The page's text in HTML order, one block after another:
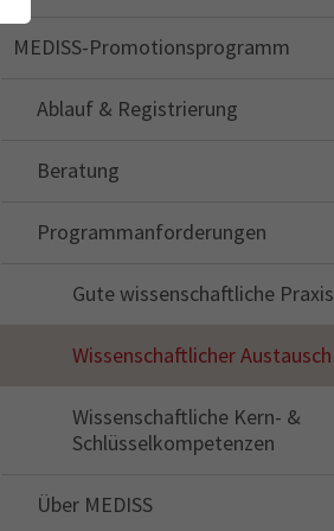
MEDISS-Promotionsprogramm
Ablauf & Registrierung
Beratung
Programmanforderungen
Gute wissenschaftliche Praxis
Wissenschaftlicher Austausch
Wissenschaftliche Kern- &
Schlüsselkompetenzen
Über MEDISS